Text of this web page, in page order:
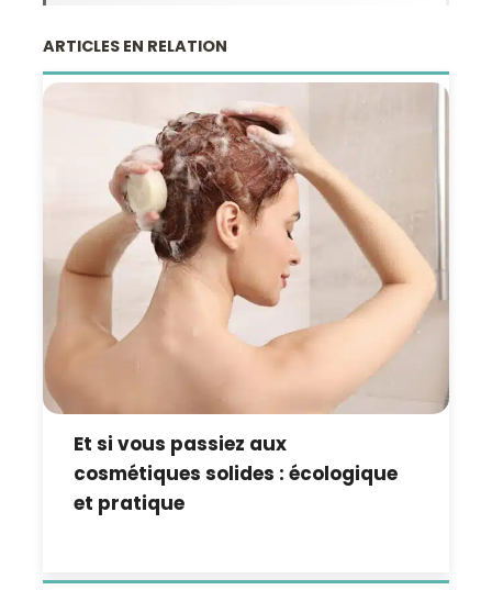
ARTICLES EN RELATION
Et si vous passiez aux
cosmétiques solides : écologique
et pratique